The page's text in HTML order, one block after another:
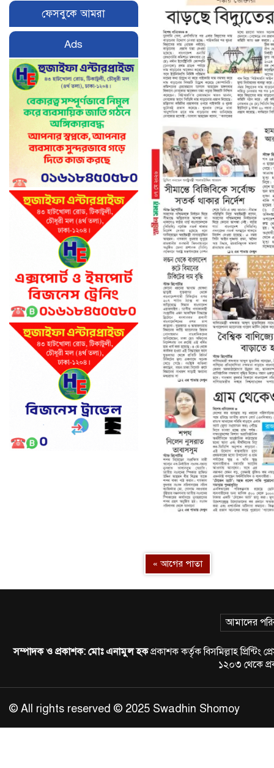
ফেসবুকে আমরা
Ads
« আগের পাতা
আমাদের
সম্পাদক ও প্রকাশক: মোঃ এনামুল হকপ্রকাশক কর্তৃক বিসমিল্লাহ
১২০৩ থেকে
© All rights reserved © 2025 Swadhin Shomoy